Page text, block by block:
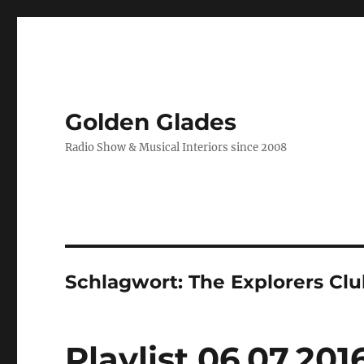
Golden Glades
Radio Show & Musical Interiors since 2008
Schlagwort:The Explorers